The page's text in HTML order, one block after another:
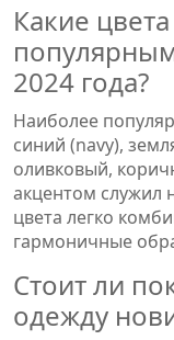
Какие
2024 года?
Наиболее
синий (navy),
оливковый,
акцентом служил
цвета легко
гармоничные
Стоит ли
одежду